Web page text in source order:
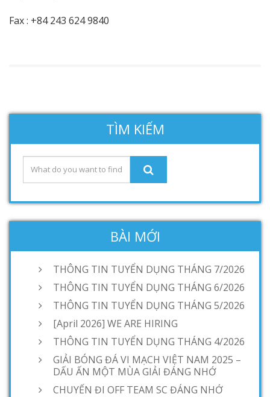
Fax : +84 243 624 9840
TÌM KIẾM
BÀI MỚI
THÔNG TIN TUYỂN DỤNG THÁNG 7/2026
THÔNG TIN TUYỂN DỤNG THÁNG 6/2026
THÔNG TIN TUYỂN DỤNG THÁNG 5/2026
[April 2026] WE ARE HIRING
THÔNG TIN TUYỂN DỤNG THÁNG 4/2026
GIẢI BÓNG ĐÁ VI MẠCH VIỆT NAM 2025 –
DẤU ẤN MỘT MÙA GIẢI ĐÁNG NHỚ
CHUYẾN ĐI OFF TEAM SC ĐÁNG NHỚ